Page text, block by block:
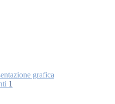
grafica
1